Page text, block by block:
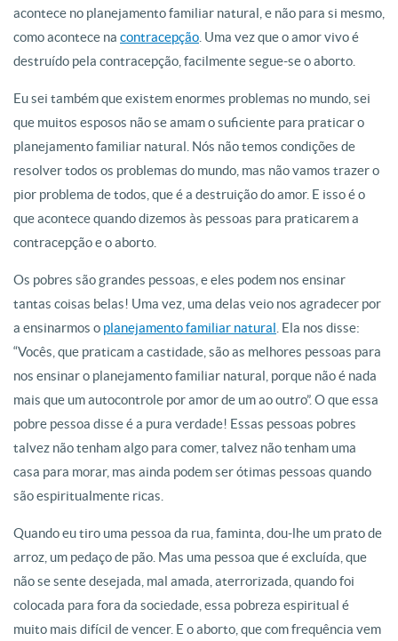
acontece no planejamento familiar natural, e não para si mesmo,
como acontece na contracepção . Uma vez que o amor vivo é
destruído pela contracepção, facilmente segue-se o aborto.
Eu sei também que existem enormes problemas no mundo, sei
que muitos esposos não se amam o suficiente para praticar o
planejamento familiar natural. Nós não temos condições de
resolver todos os problemas do mundo, mas não vamos trazer o
pior problema de todos, que é a destruição do amor. E isso é o
que acontece quando dizemos às pessoas para praticarem a
contracepção e o aborto.
Os pobres são grandes pessoas, e eles podem nos ensinar
tantas coisas belas! Uma vez, uma delas veio nos agradecer por
a ensinarmos o planejamento familiar natural . Ela nos disse:
“Vocês, que praticam a castidade, são as melhores pessoas para
nos ensinar o planejamento familiar natural, porque não é nada
mais que um autocontrole por amor de um ao outro”. O que essa
pobre pessoa disse é a pura verdade! Essas pessoas pobres
talvez não tenham algo para comer, talvez não tenham uma
casa para morar, mas ainda podem ser ótimas pessoas quando
são espiritualmente ricas.
Quando eu tiro uma pessoa da rua, faminta, dou-lhe um prato de
arroz, um pedaço de pão. Mas uma pessoa que é excluída, que
não se sente desejada, mal amada, aterrorizada, quando foi
colocada para fora da sociedade, essa pobreza espiritual é
muito mais difícil de vencer. E o aborto, que com frequência vem